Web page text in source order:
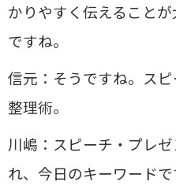
かりやすく伝えること
ですね。
信元：そうですね。ス
整理術。
川嶋：スピーチ・プレ
れ、今日のキーワードで